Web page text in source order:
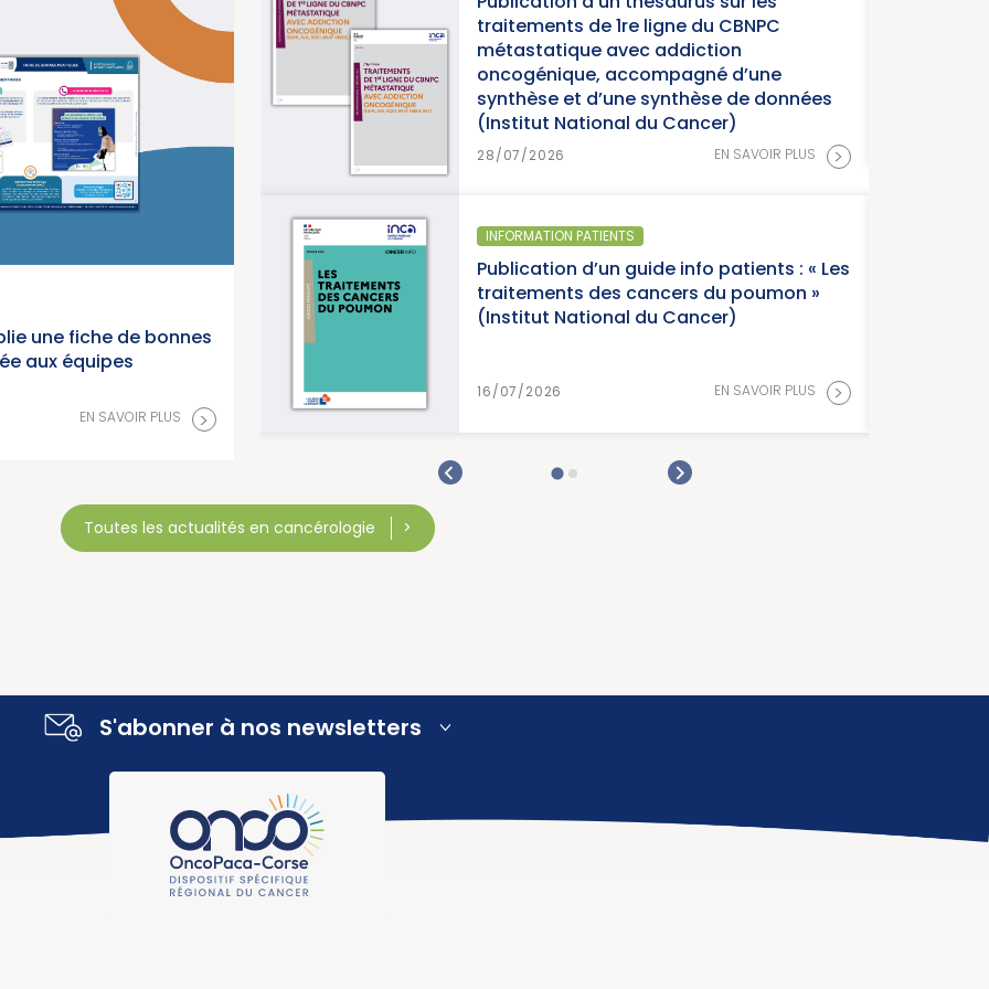
une fiche de bonnes
aux équipes
EN SAVOIR PLUS >
traitements de 1re ligne du CBNPC
métastatique avec addiction
oncogénique, accompagné d’une
synthèse et d’une synthèse de données
(Institut National du Cancer)
28/07/2026
Publication d’un guide info patients : « Les
traitements des cancers du poumon »
EN SAVOIR PLUS >
année charnière pour la lutte contre les
cancers » (Institut National du Cancer)
15/07/2026
SANTÉ PUBLIQUE - ÉPIDÉMIOLOGIE
Parution du panorama des cancers en
France, édition 2026 (Institut National du
Cancer)
Toutes les actualités en cancérologie
S'abonner à nos newsletters